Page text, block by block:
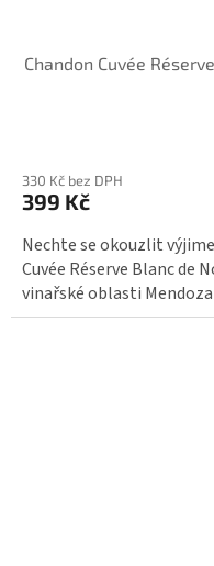
Chandon Cuvée
330 Kč bez DPH
399 Kč
Nechte se okouzlit
Cuvée Réserve Blanc de
vinařské oblasti